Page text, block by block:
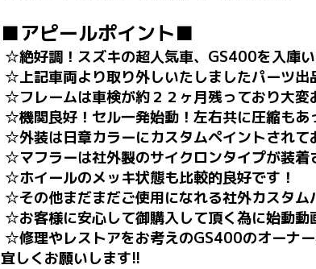
■アピールポイント■
☆絶好調！スズキの超人気車、GS400を入庫
☆上記車両より取り外しいたしましたパーツ出
☆フレームは車検が約２２ヶ月残っており大変
☆機関良好！セル一発始動！左右共に圧縮も
☆外装は日章カラーにカスタムペイントされて
☆マフラーは社外製のサイクロンタイプが装
☆ホイールのメッキ状態も比較的良好です！
☆その他まだまだご使用になれる社外カスタ
☆お客様に安心して御購入して頂く為に始動動
☆修理やレストアをお考えのGS400のオーナ
宜しくお願いします!!